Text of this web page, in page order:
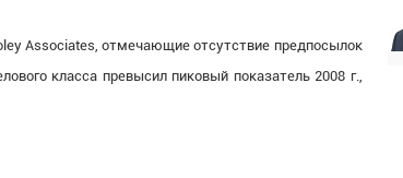
Associates, отмечающие отсутствие предпосылок
класса превысил пиковый показатель 2008 г.,